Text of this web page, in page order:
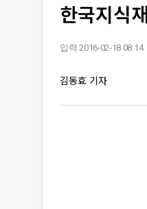
한국지식
입력 2016-02-18 08:14
김동효 기자